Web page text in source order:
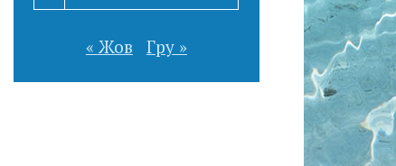
« Жов Гру »